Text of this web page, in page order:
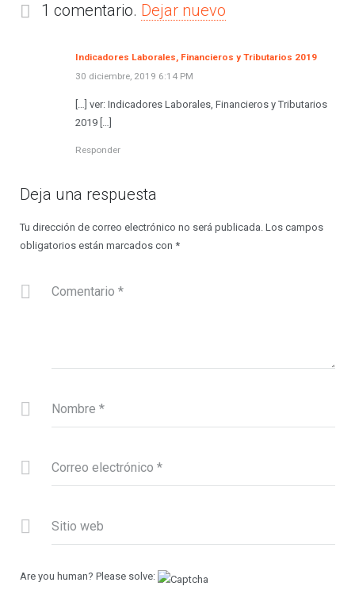
1 comentario. Dejar nuevo
Indicadores Laborales, Financieros y Tributarios 2019
30 diciembre, 2019 6:14 PM
[…] ver: Indicadores Laborales, Financieros y Tributarios
2019 […]
Responder
Deja una respuesta
Tu dirección de correo electrónico no será publicada. Los campos
obligatorios están marcados con *
Comentario *
Nombre *
Correo electrónico *
Sitio web
Are you human? Please solve: